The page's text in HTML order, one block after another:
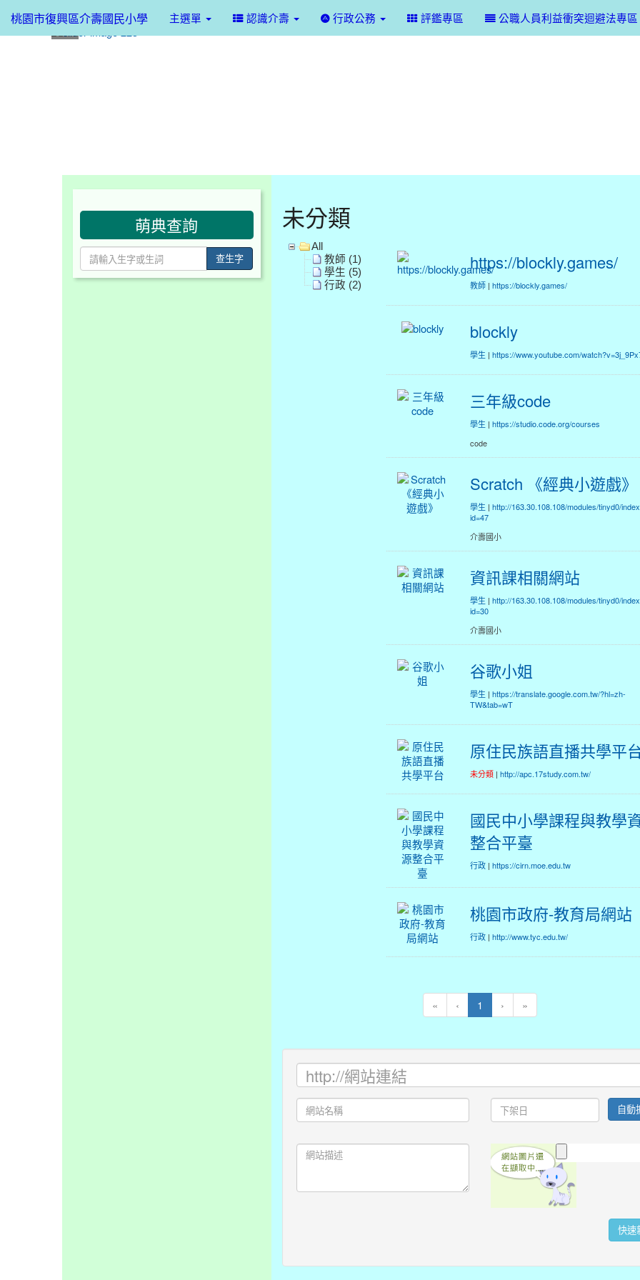
桃園市復興區介壽國民小學 主選單 認識介壽 行政公務 評鑑專區 公職人員利益衝突迴避法專區
未分類
All
教師 (1)
學生 (5)
行政 (2)
https://blockly.games/
教師| https://blockly.games/
blockly
學生 | https://www.youtube.com/
三年級code
學生 | https://studio.code.org/courses
code
Scratch 《經典小遊戲》
學生 | http://163.30.108.108/modules/tinyd0/
id=47
介壽國小
資訊課相關網站
學生 | http://163.30.108.108/modules/tinyd0/
id=30
介壽國小
谷歌小姐
學生 | https://translate.google.com.tw/?hl=zh-
TW&tab=wT
原住民族語直播共學平
未分類| http://apc.17study.com.tw/
國民中小學課程與教學
整合平臺
行政| https://cirn.moe.edu.tw
桃園市政府-教育局網站
行政| http://www.tyc.edu.tw/
« ‹ 1 (current)
› »
自動
快速
萌典查詢
查生字